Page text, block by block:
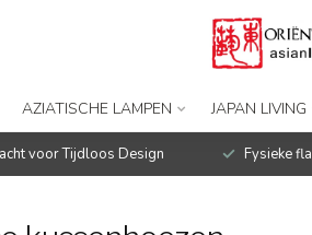
AZIATISCHE LAMPEN JAPAN LIVING
voor Tijdloos Design Fysieke